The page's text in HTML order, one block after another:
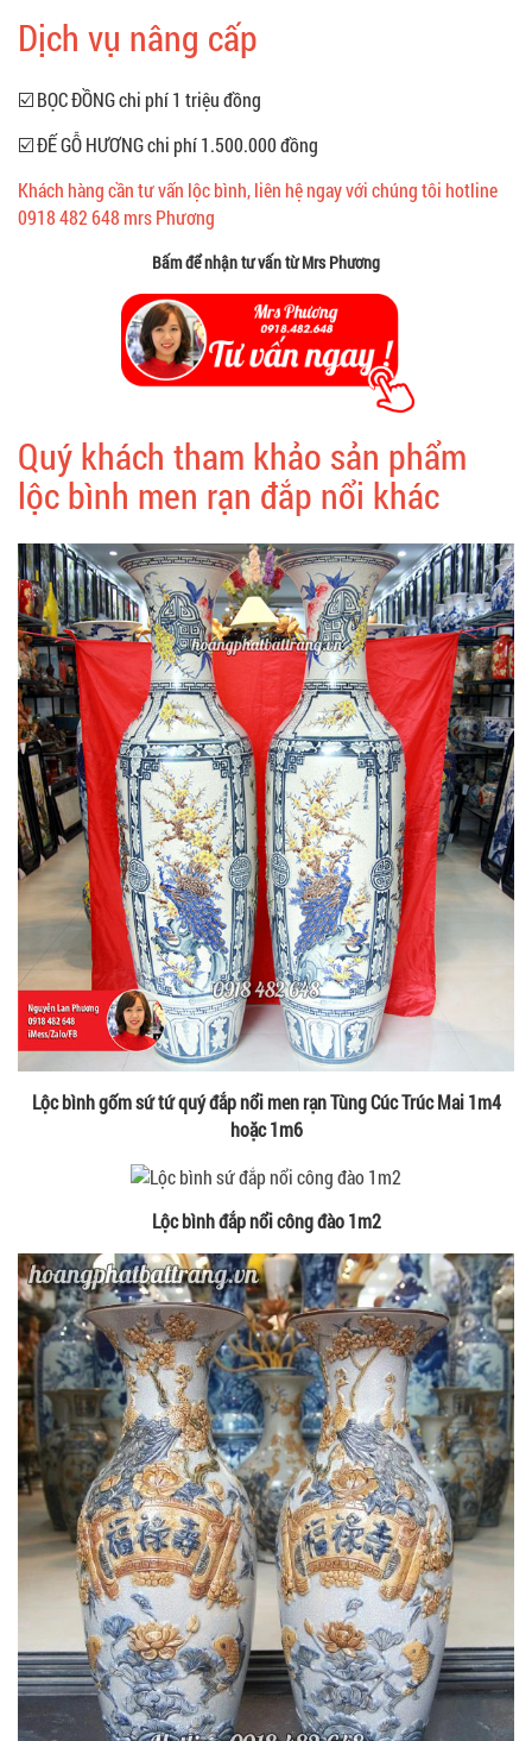
Dịch vụ nâng cấp
☑️ BỌC ĐỒNG chi phí 1 triệu đồng
☑️ ĐẾ GỖ HƯƠNG chi phí 1.500.000 đồng
Khách hàng cần tư vấn lộc bình, liên hệ ngay với chúng tôi hotline
0918 482 648 mrs Phương
Bấm để nhận tư vấn từ Mrs Phương
Quý khách tham khảo sản phẩm
lộc bình men rạn đắp nổi khác
Lộc bình gốm sứ tứ quý đắp nổi men rạn Tùng Cúc Trúc Mai 1m4
hoặc 1m6
Lộc bình đắp nổi công đào 1m2